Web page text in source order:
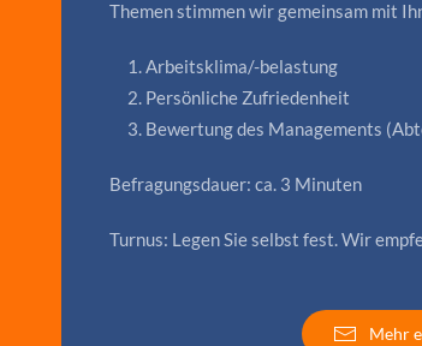
Themen stimmen wir gemeinsam mit
Arbeitsklima/-belastung
Persönliche Zufriedenheit
Bewertung des Managements
Befragungsdauer: ca. 3 Minuten
Turnus: Legen Sie selbst fest. Wir
Mehr